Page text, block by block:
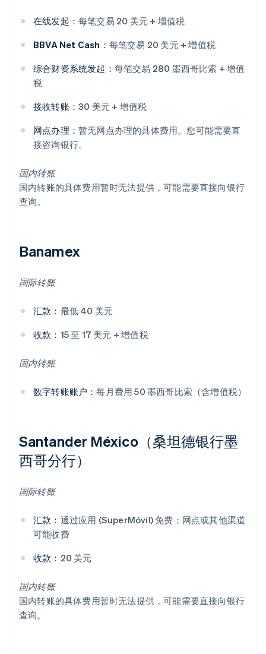
在线发起： 每笔交易 20 美元 + 增值税
BBVA Net Cash： 每笔交易 20 美元 + 增值税
综合财资系统发起： 每笔交易 280 墨西哥比索 + 增值
税
接收转账： 30 美元 + 增值税
网点办理： 暂无网点办理的具体费用。您可能需要直
接咨询银行。
国内转账
国内转账的具体费用暂时无法提供，可能需要直接向银行
查询。
Banamex
国际转账
汇款： 最低 40 美元
收款： 15 至 17 美元 + 增值税
国内转账
数字转账账户：每月费用 50 墨西哥比索（含增值税）
Santander México（桑坦德银行墨
西哥分行）
国际转账
汇款： 通过应用 (SuperMóvil) 免费；网点或其他渠道
可能收费
收款： 20 美元
国内转账
国内转账的具体费用暂时无法提供，可能需要直接向银行
查询。